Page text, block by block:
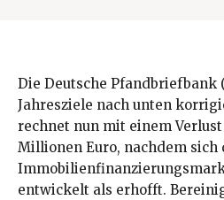
Die Deutsche Pfandbriefbank
Jahresziele nach unten
rechnet nun mit einem Verlust
Millionen Euro, nachdem sich
entwickelt als erhofft.